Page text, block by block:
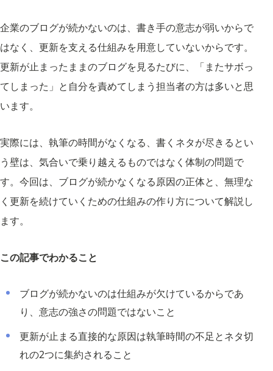
企業のブログが続かないのは、書き手の意志が弱いからで
はなく、更新を支える仕組みを用意していないからです。
更新が止まったままのブログを見るたびに、「またサボっ
てしまった」と自分を責めてしまう担当者の方は多いと思
います。
実際には、執筆の時間がなくなる、書くネタが尽きるとい
う壁は、気合いで乗り越えるものではなく体制の問題で
す。今回は、ブログが続かなくなる原因の正体と、無理な
く更新を続けていくための仕組みの作り方について解説し
ます。
この記事でわかること
ブログが続かないのは仕組みが欠けているからであ
り、意志の強さの問題ではないこと
更新が止まる直接的な原因は執筆時間の不足とネタ切
れの2つに集約されること